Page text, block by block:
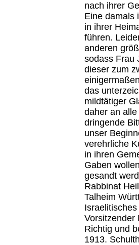
nach ihrer
Eine damals
in ihrer
führen.
anderen
sodass Frau
dieser zum
das
mildtätiger
daher an
dringende
unser
verehrliche
in ihren
Gaben
gesandt
Rabbinat
Talheim
Vorsitzender
Richtig und
1913.